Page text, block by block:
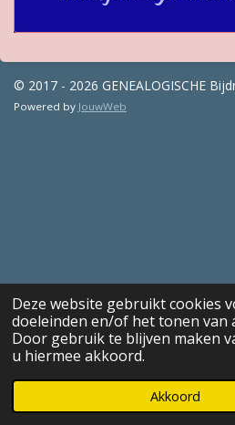
Deze website gebruikt cookies
doeleinden en/of het tonen van
Door gebruik te blijven maken
u hiermee akkoord.
Akkoord
© 2017 - 2026 GENEALOGISCHE
Powered by JouwWeb